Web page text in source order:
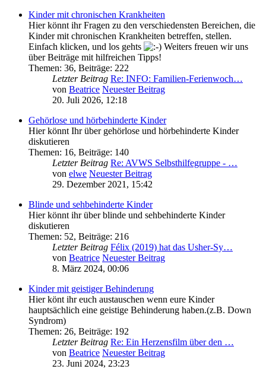
Kinder mit chronischen Krankheiten
Hier könnt ihr Fragen zu den verschiedensten Bereichen, die
Kinder mit chronischen Krankheiten betreffen, stellen.
Einfach klicken, und los gehts
Weiters freuen wir uns
über Beiträge mit hilfreichen Tipps!
Themen: 36, Beiträge: 222
Letzter Beitrag Re: INFO: Familien-Ferienwoch…
von Beatrice Neuester Beitrag
20. Juli 2026, 12:18
Gehörlose und hörbehinderte Kinder
Hier könnt Ihr über gehörlose und hörbehinderte Kinder
diskutieren
Themen: 16, Beiträge: 140
Letzter Beitrag Re: AVWS Selbsthilfegruppe - …
von elwe Neuester Beitrag
29. Dezember 2021, 15:42
Blinde und sehbehinderte Kinder
Hier könnt ihr über blinde und sehbehinderte Kinder
diskutieren
Themen: 52, Beiträge: 216
Letzter Beitrag Félix (2019) hat das Usher-Sy…
von Beatrice Neuester Beitrag
8. März 2024, 00:06
Kinder mit geistiger Behinderung
Hier könt ihr euch austauschen wenn eure Kinder
hauptsächlich eine geistige Behinderung haben.(z.B. Down
Syndrom)
Themen: 26, Beiträge: 192
Letzter Beitrag Re: Ein Herzensfilm über den …
von Beatrice Neuester Beitrag
23. Juni 2024, 23:23